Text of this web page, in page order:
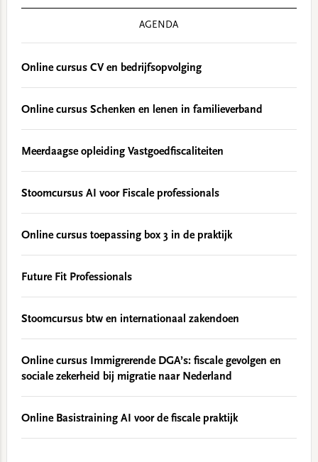
AGENDA
Online cursus CV en bedrijfsopvolging
Online cursus Schenken en lenen in familieverband
Meerdaagse opleiding Vastgoedfiscaliteiten
Stoomcursus AI voor Fiscale professionals
Online cursus toepassing box 3 in de praktijk
Future Fit Professionals
Stoomcursus btw en internationaal zakendoen
Online cursus Immigrerende DGA’s: fiscale gevolgen en
sociale zekerheid bij migratie naar Nederland
Online Basistraining AI voor de fiscale praktijk